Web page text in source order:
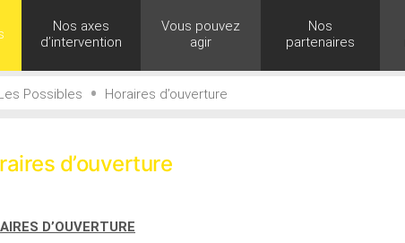
Nos axes
d’intervention
Vous pouvez
agir
Nos
partenaires
Possibles • Horaires d’ouverture
d’ouverture
D’OUVERTURE